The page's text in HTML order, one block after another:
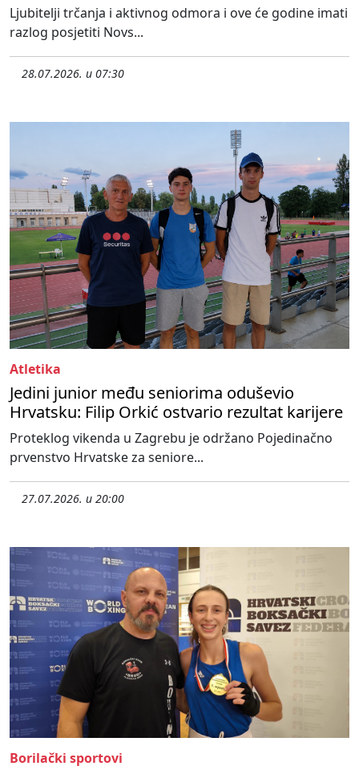
Ljubitelji trčanja i aktivnog odmora i ove će godine imati
razlog posjetiti Novs...
28.07.2026. u 07:30
Atletika
Jedini junior među seniorima oduševio
Hrvatsku: Filip Orkić ostvario rezultat karijere
Proteklog vikenda u Zagrebu je održano Pojedinačno
prvenstvo Hrvatske za seniore...
27.07.2026. u 20:00
Borilački sportovi